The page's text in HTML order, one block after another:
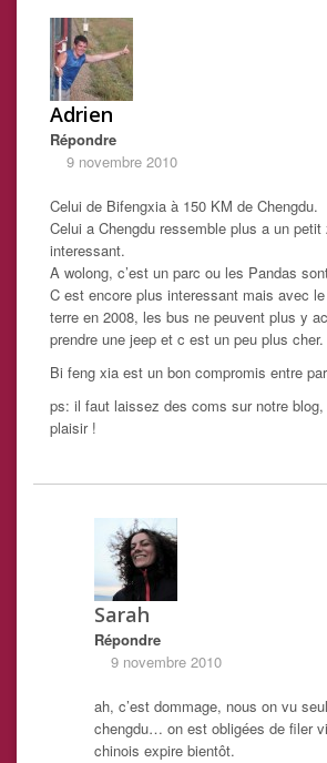
Adrien
Répondre
9 novembre 2010
Celui de Bifengxia à 150 KM de Chengdu.
Celui a Chengdu ressemble plus a un
interessant.
A wolong, c’est un parc ou les Pandas
C est encore plus interessant mais avec
terre en 2008, les bus ne peuvent plus y
prendre une jeep et c est un peu plus cher.
Bi feng xia est un bon compromis entre
ps: il faut laissez des coms sur notre
plaisir !
Sarah
Répondre
9 novembre 2010
ah, c’est dommage, nous on vu
chengdu… on est obligées de filer
chinois expire bientôt.